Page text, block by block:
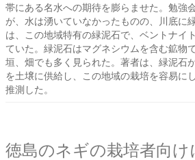
帯にある名水への期待を膨らませた。勉強
が、水は湧いていなかったものの、川底に
は、この地域特有の緑泥石で、ベントナイ
ていた。緑泥石はマグネシウムを含む鉱物
垣、畑でも多く見られた。著者は、緑泥石
を土壌に供給し、この地域の栽培を容易に
推測した。